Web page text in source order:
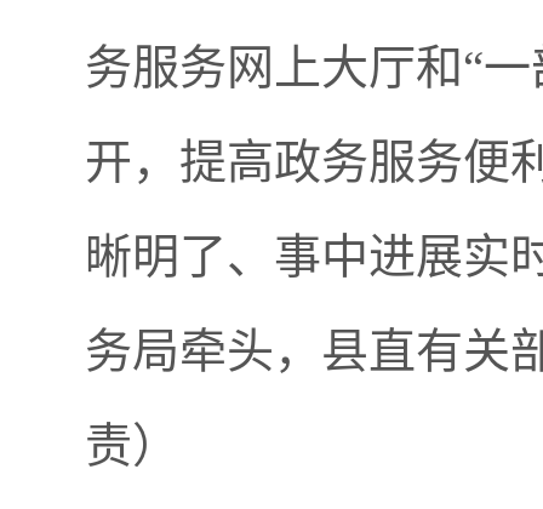
务服务网上大厅和“
开，提高政务服务便
晰明了、事中进展实
务局牵头，县直有关
责）